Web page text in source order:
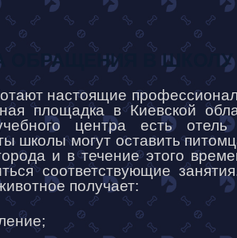
ОБРАЩЕНИЯ В ШКОЛУ
настоящие
площадка в Киевской
центра есть отель
школы могут оставить
и в течение этого
соответствующие
получает: